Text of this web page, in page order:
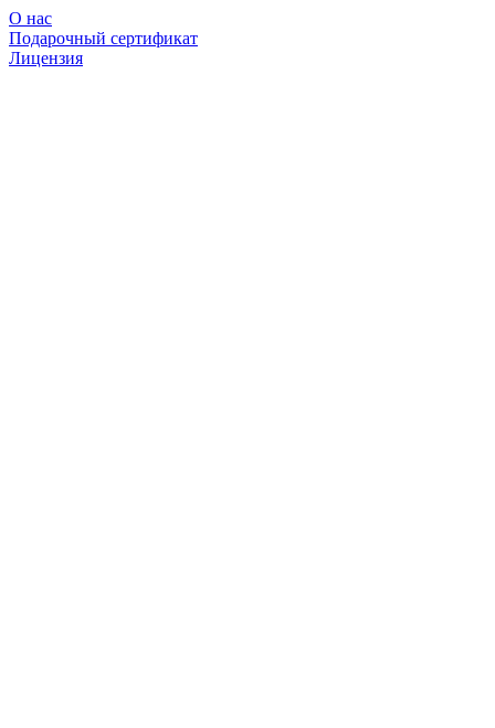
О нас
Подарочный сертификат
Лицензия